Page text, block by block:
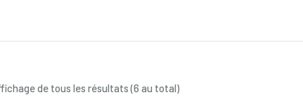
de tous les résultats (6 au total)